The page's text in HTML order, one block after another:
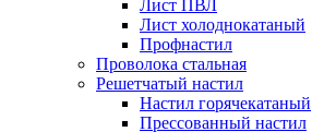
Лист ПВЛ
Лист холоднокатаный
Профнастил
Проволока стальная
Решетчатый настил
Настил горячекатаный
Прессованный настил